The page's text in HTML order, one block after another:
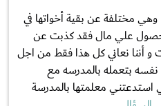
تبلغ من العمر 12عاما وهي مختلفة عن بقية أخواتها في
علي مال فقد كذبت عن
أننا نعاني كل هذا فقط من اجل
بتعمله بالمدرسه مع
استدعتني معلمتها بالمدرسة